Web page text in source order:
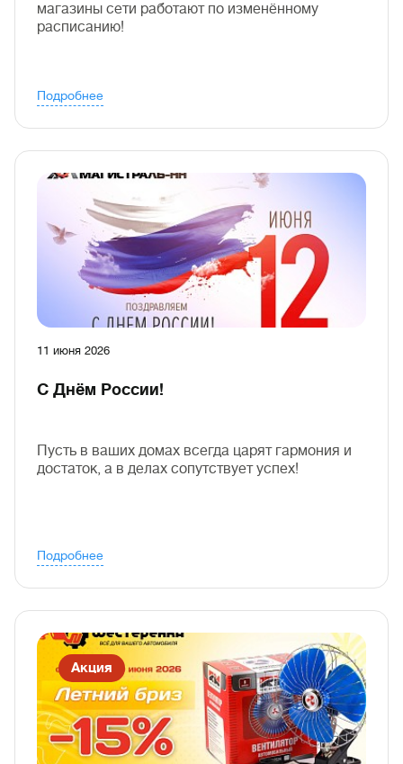
магазины сети работают по изменённому
расписанию!
Подробнее
11 июня 2026
С Днём России!
Пусть в ваших домах всегда царят гармония и
достаток, а в делах сопутствует успех!
Подробнее
Акция